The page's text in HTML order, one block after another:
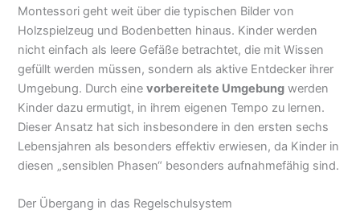
Montessori geht weit über die typischen Bilder von
Holzspielzeug und Bodenbetten hinaus. Kinder werden
nicht einfach als leere Gefäße betrachtet, die mit Wissen
gefüllt werden müssen, sondern als aktive Entdecker ihrer
Umgebung. Durch einevorbereitete Umgebung werden
Kinder dazu ermutigt, in ihrem eigenen Tempo zu lernen.
Dieser Ansatz hat sich insbesondere in den ersten sechs
Lebensjahren als besonders effektiv erwiesen, da Kinder in
diesen „sensiblen Phasen“ besonders aufnahmefähig sind.
Der Übergang in das Regelschulsystem